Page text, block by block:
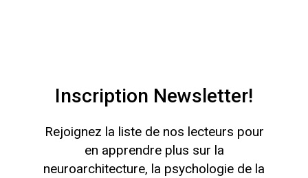
Inscription Newsletter!
Rejoignez la liste de nos lecteurs pour
en apprendre plus sur la
neuroarchitecture, la psychologie de la